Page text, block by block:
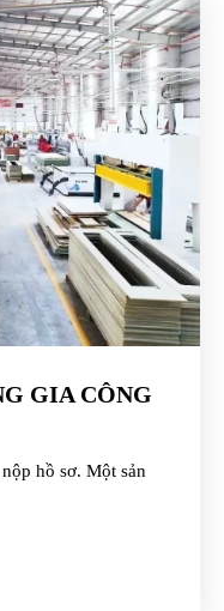
GIA CÔNG
hồ sơ. Một sản